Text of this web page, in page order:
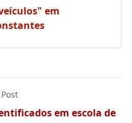
em
em escola de